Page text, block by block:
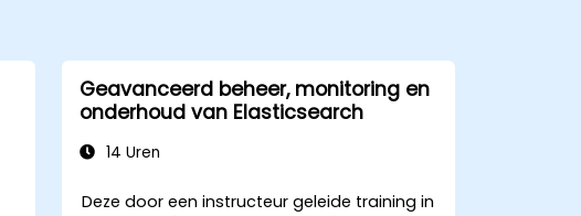
Geavanceerd beheer, monitoring en
onderhoud van Elasticsearch
14 Uren
Deze door een instructeur geleide training in